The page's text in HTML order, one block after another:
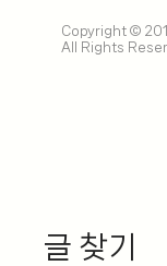
Copyright ©
All Rights
글 찾기